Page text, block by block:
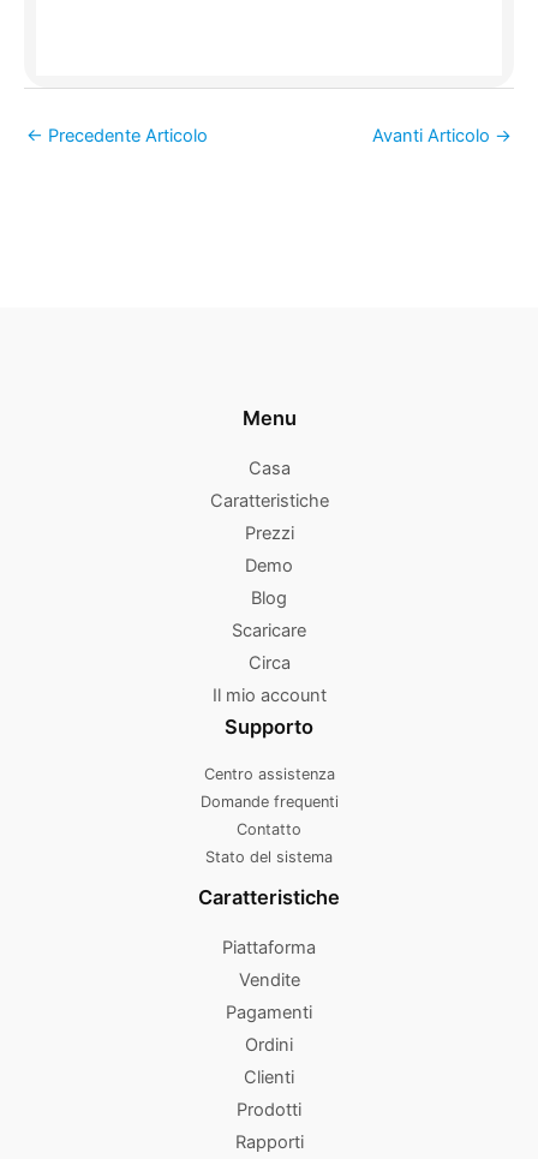
← Precedente Articolo Avanti Articolo →
Menu
Casa
Caratteristiche
Prezzi
Demo
Blog
Scaricare
Circa
Il mio account
Supporto
Centro assistenza
Domande frequenti
Contatto
Stato del sistema
Caratteristiche
Piattaforma
Vendite
Pagamenti
Ordini
Clienti
Prodotti
Rapporti